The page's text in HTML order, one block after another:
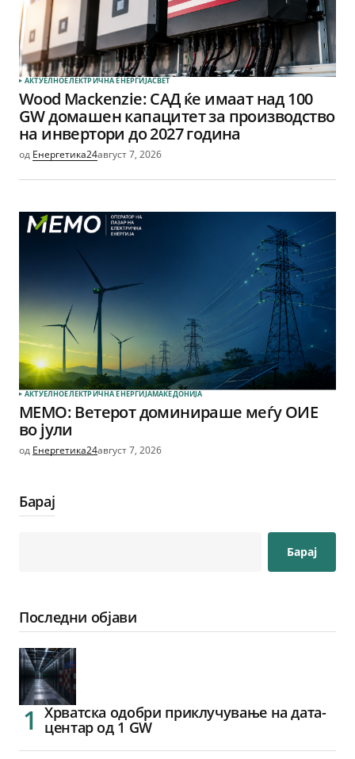
АКТУЕЛНОЕЛЕКТРИЧНА ЕНЕРГИЈАСВЕТ
Wood Mackenzie: САД ќе имаат над 100
GW домашен капацитет за производство
на инвертори до 2027 година
од Енергетика24август 7, 2026
АКТУЕЛНОЕЛЕКТРИЧНА ЕНЕРГИЈАМАКЕДОНИЈА
МЕМО: Ветерот доминираше меѓу ОИЕ
во јули
од Енергетика24август 7, 2026
Барај
Барај
Последни објави
Хрватска одобри приклучување на дата-
центар од 1 GW